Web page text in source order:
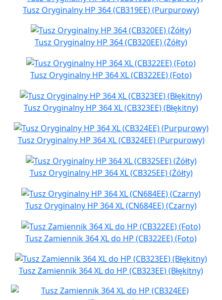
Tusz Oryginalny HP 364 (CB319EE) (Purpurowy)
Tusz Oryginalny HP 364 (CB320EE) (Żółty)
Tusz Oryginalny HP 364 XL (CB322EE) (Foto)
Tusz Oryginalny HP 364 XL (CB323EE) (Błękitny)
Tusz Oryginalny HP 364 XL (CB324EE) (Purpurowy)
Tusz Oryginalny HP 364 XL (CB325EE) (Żółty)
Tusz Oryginalny HP 364 XL (CN684EE) (Czarny)
Tusz Zamiennik 364 XL do HP (CB322EE) (Foto)
Tusz Zamiennik 364 XL do HP (CB323EE) (Błękitny)